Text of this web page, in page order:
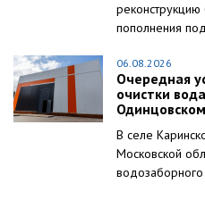
реконструкцию
пополнения
06.08.2026
Очередная
очистки
В селе
Московской
водозаборного